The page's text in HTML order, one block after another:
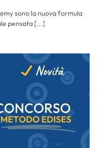
sono la nuova formula
pensata [...]